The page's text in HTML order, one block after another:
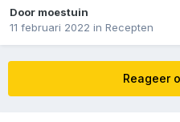
Door moestuin
11 februari 2022 in Recepten
Reageer